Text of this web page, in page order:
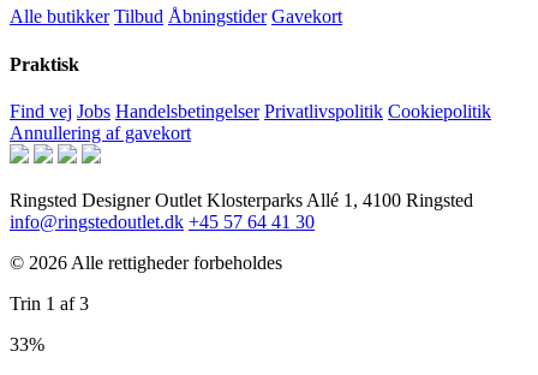
Alle butikker Tilbud Åbningstider Gavekort
Praktisk
Find vej Jobs Handelsbetingelser Privatlivspolitik Cookiepolitik
Annullering af gavekort
Ringsted Designer Outlet Klosterparks Allé 1, 4100 Ringsted
info@ringstedoutlet.dk +45 57 64 41 30
© 2026 Alle rettigheder forbeholdes
Trin 1 af3
33%